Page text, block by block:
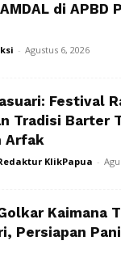
di APBD
- Agustus 6, 2026
Festival
Tradisi Barter
Arfak
KlikPapua -
Kaimana
Persiapan